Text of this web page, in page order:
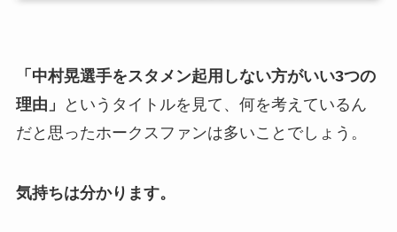
「中村晃選手をスタメン起用しない方がいい3つの
理由」
というタイトルを見て、何を考えているん
だと思ったホークスファンは多いことでしょう。
気持ちは分かります。